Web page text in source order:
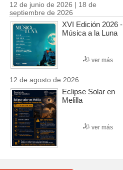
12 de junio de 2026 | 18 de
septiembre de 2026
XVI Edición 2026 -
Música a la Luna
ver más
12 de agosto de 2026
Eclipse Solar en
Melilla
ver más